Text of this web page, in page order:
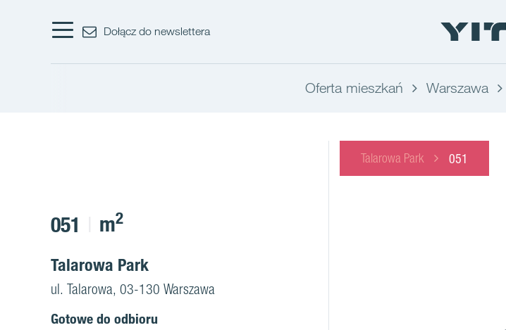
Dołącz do newslettera
Oferta mieszkań Warszawa
Talarowa Park 051
051 m2
Talarowa Park
ul. Talarowa, 03-130 Warszawa
Gotowe do odbioru